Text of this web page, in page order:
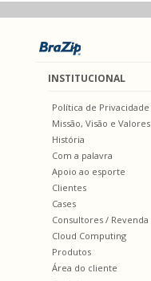
INSTITUCIONAL
Política de Privacidade
Missão, Visão e Valores
História
Com a palavra
Apoio ao esporte
Clientes
Cases
Consultores / Revenda
Cloud Computing
Produtos
Área do cliente